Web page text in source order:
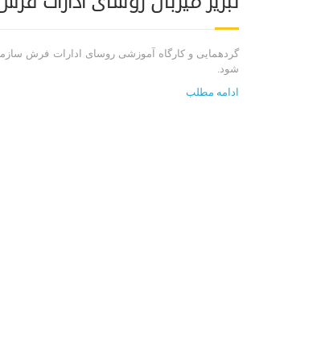
گردهمایی و کارگاه آموزشی روسای ادارات فرش
شود.
ادامه مطلب